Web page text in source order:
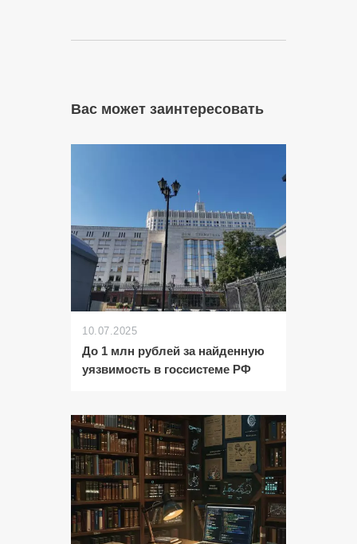
Вас может заинтересовать
10.07.2025
До 1 млн рублей за найденную
уязвимость в госсистеме РФ